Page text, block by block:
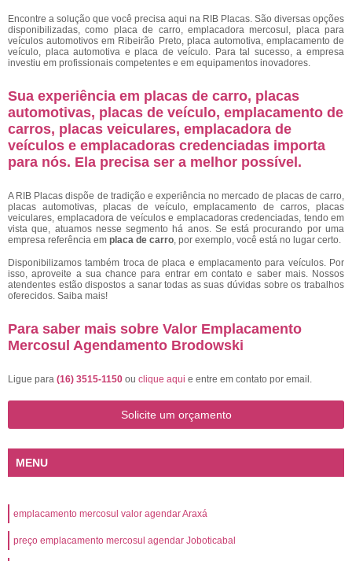
Encontre a solução que você precisa aqui na RIB Placas. São diversas opções
disponibilizadas, como placa de carro, emplacadora mercosul, placa para
veículos automotivos em Ribeirão Preto, placa automotiva, emplacamento de
veículo, placa automotiva e placa de veículo. Para tal sucesso, a empresa
investiu em profissionais competentes e em equipamentos inovadores.
Sua experiência em placas de carro, placas
automotivas, placas de veículo, emplacamento de
carros, placas veiculares, emplacadora de
veículos e emplacadoras credenciadas importa
para nós. Ela precisa ser a melhor possível.
A RIB Placas dispõe de tradição e experiência no mercado de placas de carro,
placas automotivas, placas de veículo, emplacamento de carros, placas
veiculares, emplacadora de veículos e emplacadoras credenciadas, tendo em
vista que, atuamos nesse segmento há anos. Se está procurando por uma
empresa referência em placa de carro, por exemplo, você está no lugar certo.
Disponibilizamos também troca de placa e emplacamento para veículos. Por
isso, aproveite a sua chance para entrar em contato e saber mais. Nossos
atendentes estão dispostos a sanar todas as suas dúvidas sobre os trabalhos
oferecidos. Saiba mais!
Para saber mais sobre Valor Emplacamento
Mercosul Agendamento Brodowski
Ligue para (16) 3515-1150 ou clique aqui e entre em contato por email.
Solicite um orçamento
MENU
emplacamento mercosul valor agendar Araxá
preço emplacamento mercosul agendar Joboticabal